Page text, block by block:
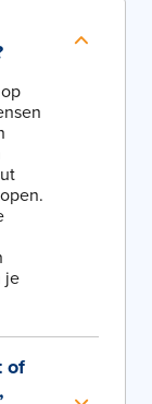
je
of